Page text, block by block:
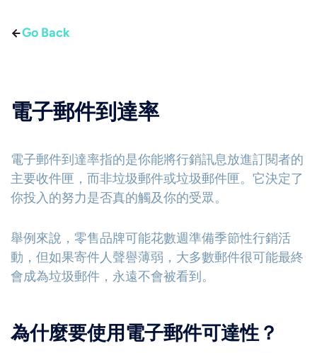
Go Back
電子郵件到達率
電子郵件到達率指的是你能將行銷訊息放進訂閱者的
主要收件匣，而非垃圾郵件或垃圾郵件匣。它決定了
你投入的努力是否真的觸及你的受眾。
舉例來說，零售品牌可能花數週準備季節性行銷活
動，但如果寄件人聲譽薄弱，大多數郵件很可能最終
會成為垃圾郵件，永遠不會被看到。
為什麼要使用電子郵件可達性？